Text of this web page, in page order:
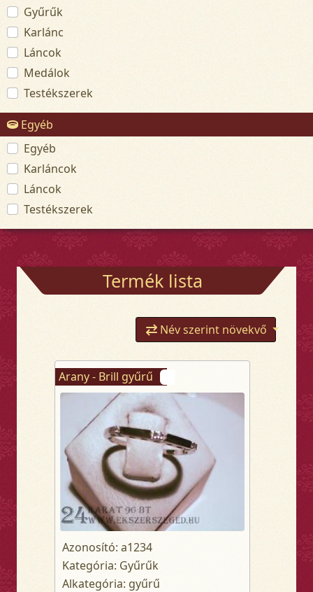
Gyűrűk
Karlánc
Láncok
Medálok
Testékszerek
Egyéb
Egyéb
Karláncok
Láncok
Testékszerek
Termék lista
Név szerint növekvő
Arany - Brill gyűrű
Azonosító: a1234
Kategória: Gyűrűk
Alkategória: gyűrű